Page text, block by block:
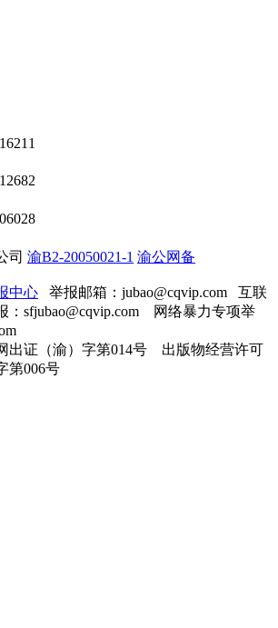
司 渝B2-20050021-1 渝公网备
中心 举报邮箱：jubao@cqvip.com 互联
：sfjubao@cqvip.com 网络暴力专项举
出证（渝）字第014号 出版物经营许可
第006号